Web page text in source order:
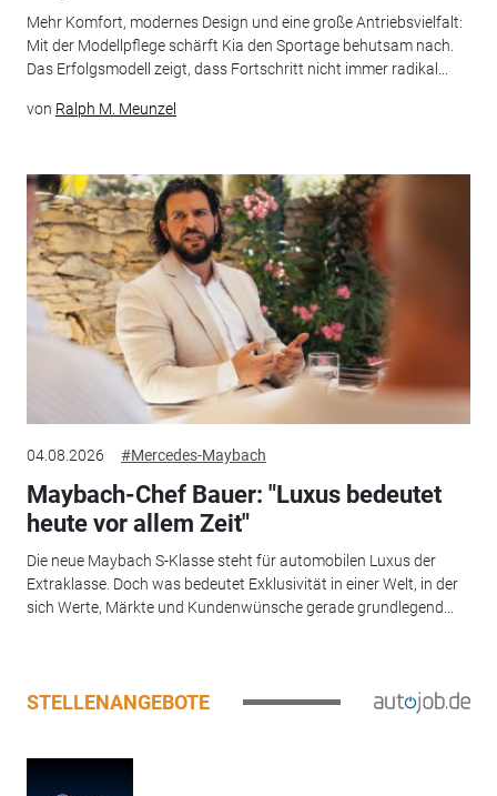
Mehr Komfort, modernes Design und eine große Antriebsvielfalt:
Mit der Modellpflege schärft Kia den Sportage behutsam nach.
Das Erfolgsmodell zeigt, dass Fortschritt nicht immer radikal...
von Ralph M. Meunzel
04.08.2026 #Mercedes-Maybach
Maybach-Chef Bauer: "Luxus bedeutet
heute vor allem Zeit"
Die neue Maybach S-Klasse steht für automobilen Luxus der
Extraklasse. Doch was bedeutet Exklusivität in einer Welt, in der
sich Werte, Märkte und Kundenwünsche gerade grundlegend...
STELLENANGEBOTE